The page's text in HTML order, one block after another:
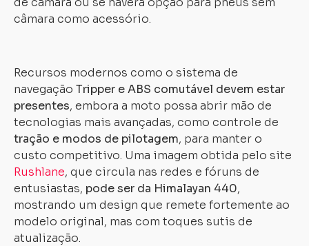
câmara como acessório.
Recursos modernos como o sistema de
navegação Tripper e ABS comutável devem estar
presentes, embora a moto possa abrir mão de
tecnologias mais avançadas, como controle de
tração e modos de pilotagem, para manter o
custo competitivo. Uma imagem obtida pelo site
Rushlane, que circula nas redes e fóruns de
entusiastas, pode ser da Himalayan 440,
mostrando um design que remete fortemente ao
modelo original, mas com toques sutis de
atualização.
Carregando...
Carregando...